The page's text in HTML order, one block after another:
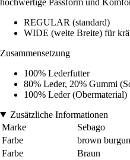
REGULAR (standard)
WIDE (weite Breite) für
Zusammensetzung
100% Lederfutter
80% Leder, 20% Gummi
100% Leder (Obermaterial)
Zusätzliche Informationen
Marke
Sebago
Farbe
brown
Farbe
Braun